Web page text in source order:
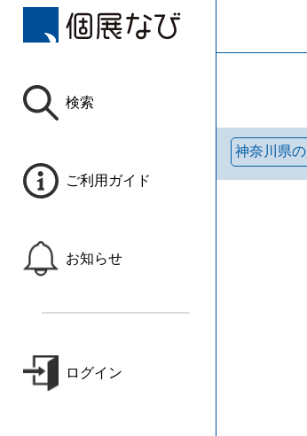
検索
ご利用ガイド
お知らせ
ログイン
神奈川県